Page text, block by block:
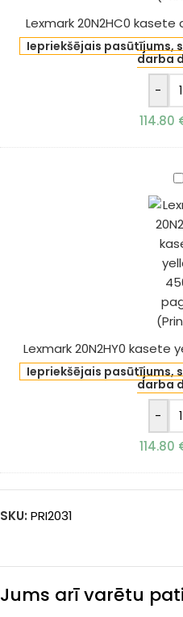
Lexmark 20N2HC0
Iepriekšējais pasūtījums,
darba
-
114.80
Lexmark 20N2HY0 kasete
Iepriekšējais pasūtījums,
darba
-
114.80
SKU: PRI2031
Jums arī varētu